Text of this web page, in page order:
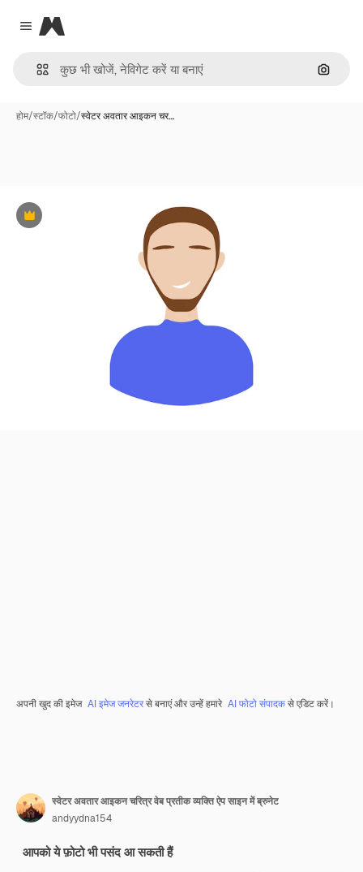
Close menu
Magnific
इमेज से
होम/स्टॉक/फोटो/स्वेटर अवतार आइकन चर…
Premium
अपनी खुद की इमेज AI इमेज जनरेटरसे बनाएं और उन्हें हमारे AI फोटो संपादकसे एडिट करें।
स्वेटर अवतार आइकन चरित्र वेब प्रतीक व्यक्ति ऐप साइन में ब्रुनेट
andyydna154
आपको ये फ़ोटो भी पसंद आ सकती हैं